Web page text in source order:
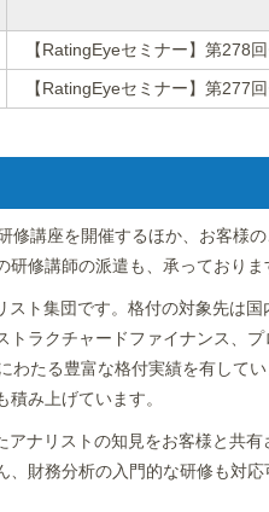
【RatingEyeセミナー】第278
【RatingEyeセミナー】第277
修講座を開催するほか、お客様
修講師の派遣も、承っておりま
ト集団です。格付の対象先は国
トラクチャードファイナンス、
わたる豊富な格付実績を有して
み上げています。
アナリストの知見をお客様と共
、財務分析の入門的な研修も対